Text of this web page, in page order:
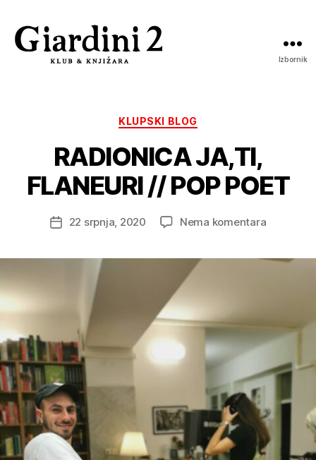
Izbornik
Kategorije
KLUPSKI BLOG
RADIONICA JA,TI,
FLANEURI // POP POET
Datum
22 srpnja, 2020 Nema komentarana